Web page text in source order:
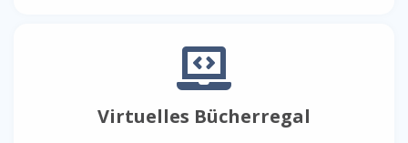
Virtuelles Bücherregal